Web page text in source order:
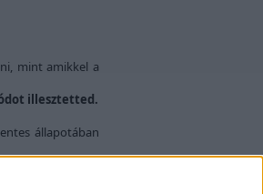
mint amikkel a
illesztetted.
állapotában